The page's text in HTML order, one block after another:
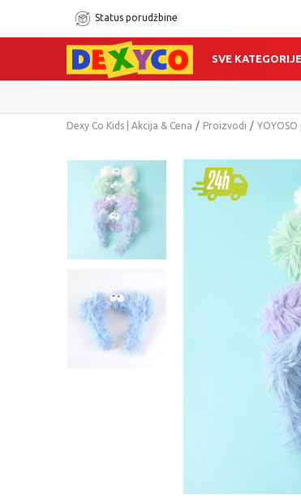
Status porudžbine
SVE KATEGORIJE
Dexy Co Kids | Akcija & Cena Proizvodi